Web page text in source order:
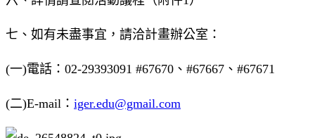
七、如有未盡事宜，請洽計畫辦公室：
(一)電話：02-29393091 #67670、#67667、#67671
(二)E-mail： iger.edu@gmail.com